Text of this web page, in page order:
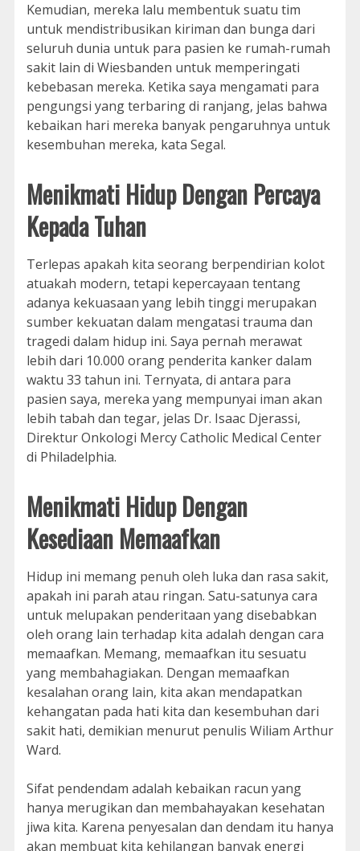
Kemudian, mereka lalu membentuk suatu tim
untuk mendistribusikan kiriman dan bunga dari
seluruh dunia untuk para pasien ke rumah-rumah
sakit lain di Wiesbanden untuk memperingati
kebebasan mereka. Ketika saya mengamati para
pengungsi yang terbaring di ranjang, jelas bahwa
kebaikan hari mereka banyak pengaruhnya untuk
kesembuhan mereka, kata Segal.
Menikmati Hidup Dengan Percaya
Kepada Tuhan
Terlepas apakah kita seorang berpendirian kolot
atuakah modern, tetapi kepercayaan tentang
adanya kekuasaan yang lebih tinggi merupakan
sumber kekuatan dalam mengatasi trauma dan
tragedi dalam hidup ini. Saya pernah merawat
lebih dari 10.000 orang penderita kanker dalam
waktu 33 tahun ini. Ternyata, di antara para
pasien saya, mereka yang mempunyai iman akan
lebih tabah dan tegar, jelas Dr. Isaac Djerassi,
Direktur Onkologi Mercy Catholic Medical Center
di Philadelphia.
Menikmati Hidup Dengan
Kesediaan Memaafkan
Hidup ini memang penuh oleh luka dan rasa sakit,
apakah ini parah atau ringan. Satu-satunya cara
untuk melupakan penderitaan yang disebabkan
oleh orang lain terhadap kita adalah dengan cara
memaafkan. Memang, memaafkan itu sesuatu
yang membahagiakan. Dengan memaafkan
kesalahan orang lain, kita akan mendapatkan
kehangatan pada hati kita dan kesembuhan dari
sakit hati, demikian menurut penulis Wiliam Arthur
Ward.
Sifat pendendam adalah kebaikan racun yang
hanya merugikan dan membahayakan kesehatan
jiwa kita. Karena penyesalan dan dendam itu hanya
akan membuat kita kehilangan banyak energi